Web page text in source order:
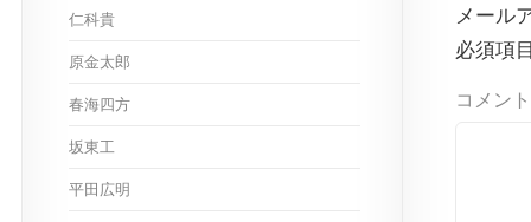
メール
必須項
コメント
仁科貴
原金太郎
春海四方
坂東工
平田広明